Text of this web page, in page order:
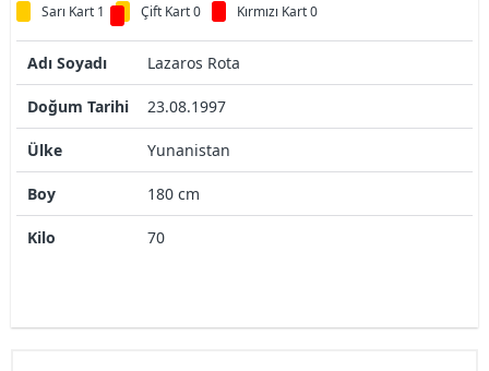
Sarı Kart 1 Çift Kart 0 Kırmızı Kart 0
Adı Soyadı Lazaros Rota
Doğum Tarihi 23.08.1997
Ülke Yunanistan
Boy 180 cm
Kilo 70